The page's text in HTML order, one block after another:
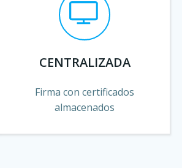
CENTRALIZADA
Firma con certificados
almacenados